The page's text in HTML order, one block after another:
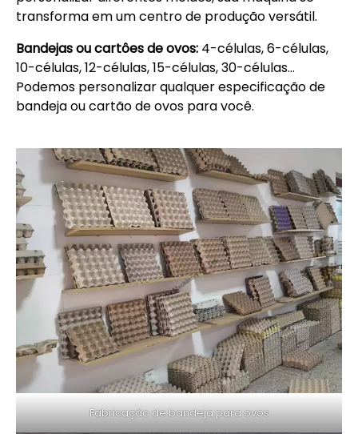
transforma em um centro de produção versátil.
Bandejas ou cartôes de ovos: 4-células, 6-células,
10-células, 12-células, 15-células, 30-células…
Podemos personalizar qualquer especificação de
bandeja ou cartão de ovos para você.
Fabricação de bandeja para ovos